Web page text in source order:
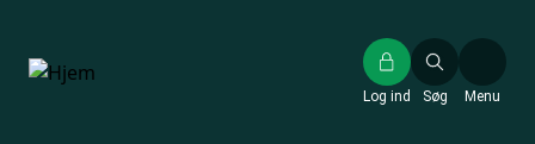
hovedindhold
Søg
Log ind Menu